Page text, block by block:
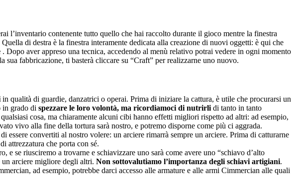
l’inventario contenente tutto quello che hai raccolto durante il gioco mentre la finestra
di destra è la finestra interamente dedicata alla creazione di nuovi oggetti: è qui che
. Dopo aver appreso una tecnica, accedendo al menù relativo potrai vedere in ogni momento
sua fabbricazione, ti basterà cliccare su “Craft” per realizzarne uno nuovo.
in qualità di guardie, danzatrici o operai. Prima di iniziare la cattura, è utile che procurarsi un
in grado di spezzare le loro volontà, ma ricordiamoci di nutrirli di tanto in tanto
cosa, ma chiaramente alcuni cibi hanno effetti migliori rispetto ad altri: ad esempio,
vivo alla fine della tortura sarà nostro, e potremo disporne come più ci aggrada.
convertiti al nostro volere: un arciere rimarrà sempre un arciere. Prima di catturarne
attrezzatura che porta con sé.
e se riusciremo a trovarne e schiavizzare uno sarà come avere uno “schiavo d’alto
arciere migliore degli altri. Non sottovalutiamo l’importanza degli schiavi artigiani.
ad esempio, potrebbe darci accesso alle armature e alle armi Cimmercian alle quali